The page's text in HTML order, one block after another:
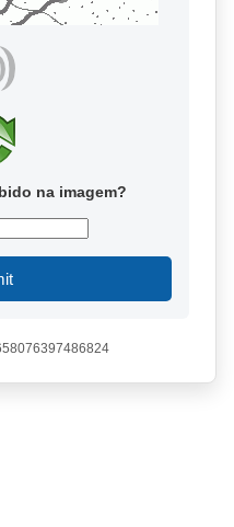
na imagem?